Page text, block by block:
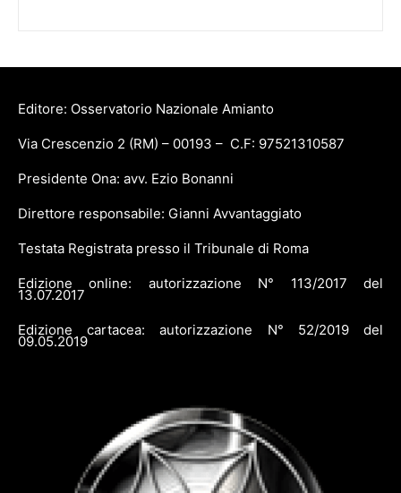
Editore: Osservatorio Nazionale Amianto
Via Crescenzio 2 (RM) – 00193 – C.F: 97521310587
Presidente Ona: avv. Ezio Bonanni
Direttore responsabile: Gianni Avvantaggiato
Testata Registrata presso il Tribunale di Roma
Edizione online: autorizzazione N° 113/2017 del
13.07.2017
Edizione cartacea: autorizzazione N° 52/2019 del
09.05.2019